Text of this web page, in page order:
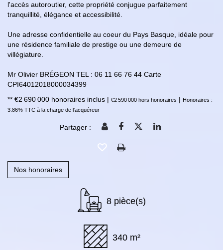
l'accès autoroutier, cette propriété conjugue parfaitement
tranquillité, élégance et accessibilité.
Une adresse confidentielle au coeur du Pays Basque, idéale pour
une résidence familiale de prestige ou une demeure de
villégiature.
Mr Olivier BRÉGEON TEL : 06 11 66 76 44 Carte
CPI64012018000034399
** €2 690 000 honoraires inclus | €2 590 000 hors honoraires | Honoraires :
3.86% TTC à la charge de l'acquéreur
Partager :
Nos honoraires
8 pièce(s)
340 m²